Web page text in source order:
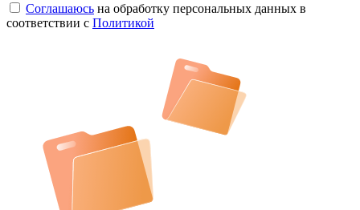
Соглашаюсь на обработку персональных данных в
соответствии с Политикой